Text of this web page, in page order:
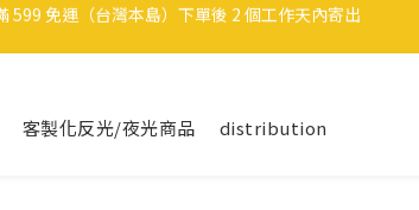
599 免運（台灣本島）下單後 2 個工作天內寄出
洗車也要保持帥哥，任選3件9折
客製化反光/夜光商品 distribution